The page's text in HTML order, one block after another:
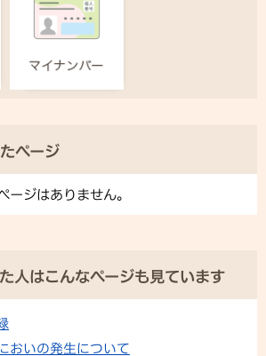
ページ
ージはありません。
人はこんなページも見ています
おいの発生について